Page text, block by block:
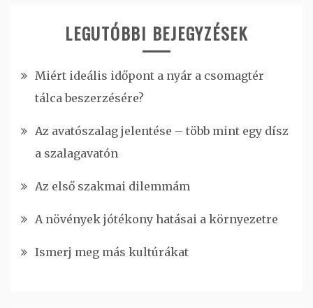
LEGUTÓBBI BEJEGYZÉSEK
Miért ideális időpont a nyár a csomagtér
tálca beszerzésére?
Az avatószalag jelentése – több mint egy dísz
a szalagavatón
Az első szakmai dilemmám
A növények jótékony hatásai a környezetre
Ismerj meg más kultúrákat